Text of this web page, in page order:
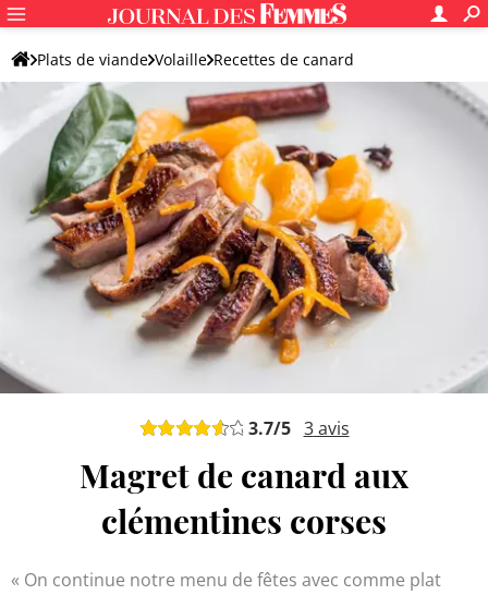
Plats de viande Volaille Recettes de canard
Magret de canard
3.7/5 3avis
Magret de canard aux
clémentines corses
On continue notre menu de fêtes avec comme plat